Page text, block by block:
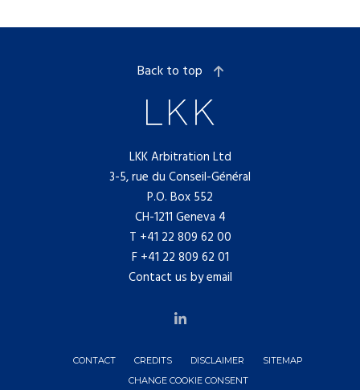
LKK Arbitration Ltd
3-5, rue du Conseil-Général
P.O. Box 552
CH-1211 Geneva 4
T +41 22 809 62 00
F +41 22 809 62 01
Contact us by email
Back to top
CONTACT CREDITS DISCLAIMER
SITEMAP
CHANGE COOKIE CONSENT